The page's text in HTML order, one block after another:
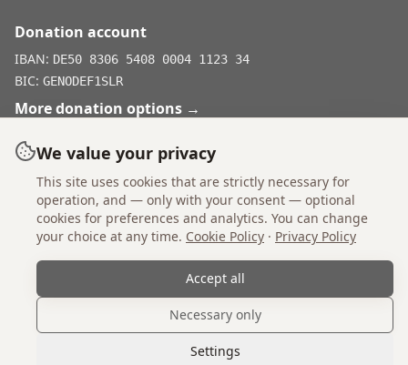
Donation account
IBAN: DE50 8306 5408 0004 1123 34
BIC: GENODEF1SLR
More donation options →
Don't shop, adopt.
ImprintStatutesPrivacy PolicyCookie Policy
Cookie Settings
© 2026 Einsame Pfoten Zadar e.V. All rights reserved.
Founded 2018.
We value your privacy
This site uses cookies that are strictly necessary for
operation, and — only with your consent — optional
cookies for preferences and analytics. You can change
your choice at any time. Cookie Policy · Privacy Policy
Accept all
Necessary only
Settings